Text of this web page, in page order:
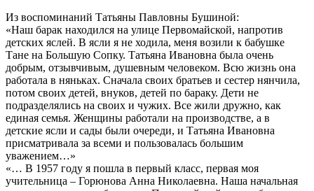
Из воспоминаний Татьяны Павловны Бушиной:
«Наш барак находился на улице Первомайской, напротив
детских яслей. В ясли я не ходила, меня возили к бабушке
Тане на Большую Сопку. Татьяна Ивановна была очень
добрым, отзывчивым, душевным человеком. Всю жизнь она
работала в няньках. Сначала своих братьев и сестер нянчила,
потом своих детей, внуков, детей по бараку. Дети не
подразделялись на своих и чужих. Все жили дружно, как
единая семья. Женщины работали на производстве, а в
детские ясли и сады были очереди, и Татьяна Ивановна
присматривала за всеми и пользовалась большим
уважением…»
«… В 1957 году я пошла в первый класс, первая моя
учительница – Горюнова Анна Николаевна. Наша начальная